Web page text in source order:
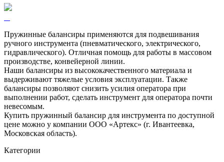
Пружинные балансиры применяются для подвешивания
ручного инструмента (пневматического, электрического,
гидравлического). Отличная помощь для работы в массовом
производстве, конвейерной линии.
Наши балансиры из высококачественного материала и
выдерживают тяжелые условия эксплуатации. Также
балансиры позволяют снизить усилия оператора при
выполнении работ, сделать инструмент для оператора почти
невесомым.
Купить пружинный балансир для инструмента по доступной
цене можно у компании ООО «Артекс» (г. Ивантеевка,
Московская область).
Категории